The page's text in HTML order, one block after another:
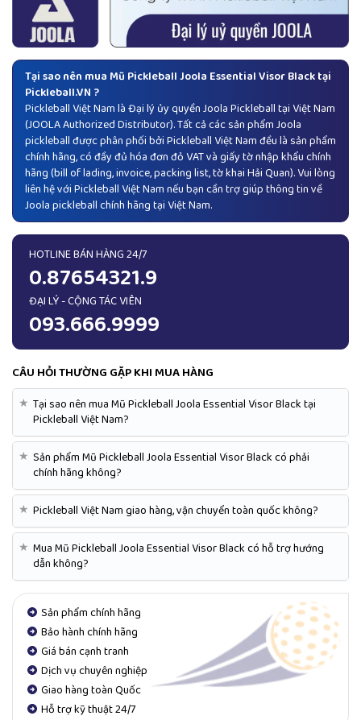
Tại sao nên mua Mũ Pickleball Joola Essential Visor Black tại
Pickleball.VN ?
Pickleball Việt Nam là Đại lý ủy quyềnJoola Pickleballtại Việt Nam
(JOOLA Authorized Distributor). Tất cả các sản phẩm Joola
pickleball được phân phối bởi Pickleball Việt Nam đều là sản phẩm
chính hãng, có đầy đủ hóa đơn đỏ VAT và giấy tờ nhập khẩu chính
hãng (bill of lading, invoice, packing list, tờ khai Hải Quan). Vui lòng
liên hệ với Pickleball Việt Nam nếu bạn cần trợ giúp thông tin về
Joola pickleball chính hãng tại Việt Nam.
HOTLINE BÁN HÀNG 24/7
0.87654321.9
ĐẠI LÝ - CỘNG TÁC VIÊN
093.666.9999
CÂU HỎI THƯỜNG GẶP KHI MUA HÀNG
★ Tại sao nên mua Mũ Pickleball Joola Essential Visor Black tại
Pickleball Việt Nam?
★ Sản phẩm Mũ Pickleball Joola Essential Visor Black có phải
chính hãng không?
★ Pickleball Việt Nam giao hàng, vận chuyển toàn quốc không?
★ Mua Mũ Pickleball Joola Essential Visor Black có hỗ trợ hướng
dẫn không?
Sản phẩm chính hãng
Bảo hành chính hãng
Giá bán cạnh tranh
Dịch vụ chuyên nghiệp
Giao hàng toàn Quốc
Hỗ trợ kỹ thuật 24/7